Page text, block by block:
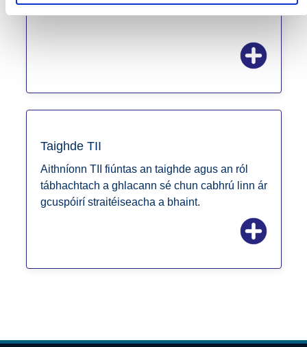
Taighde TII
Aithníonn TII fiúntas an taighde agus an ról
tábhachtach a ghlacann sé chun cabhrú linn ár
gcuspóirí straitéiseacha a bhaint.